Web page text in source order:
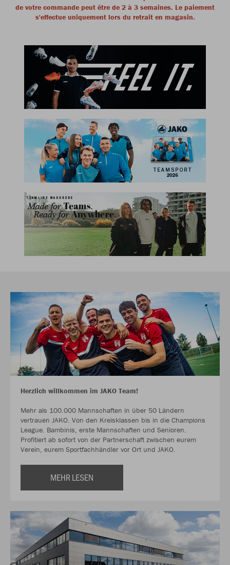
de votre commande peut être de 2 à 3 semaines. Le paiement
s'effectue uniquement lors du retrait en magasin.
Herzlich willkommen im JAKO Team!
Mehr als 100.000 Mannschaften in über 50 Ländern
vertrauen JAKO. Von den Kreisklassen bis in die Champions
League. Bambinis, erste Mannschaften und Senioren.
Profitiert ab sofort von der Partnerschaft zwischen eurem
Verein, eurem Sportfachhändler vor Ort und JAKO.
MEHR LESEN